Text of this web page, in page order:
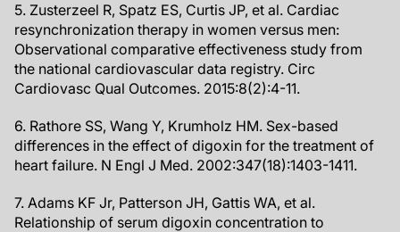
5. Zusterzeel R, Spatz ES, Curtis JP, et al. Cardiac
resynchronization therapy in women versus men:
Observational comparative effectiveness study from
the national cardiovascular data registry. Circ
Cardiovasc Qual Outcomes. 2015:8(2):4-11.
6. Rathore SS, Wang Y, Krumholz HM. Sex-based
differences in the effect of digoxin for the treatment of
heart failure. N Engl J Med. 2002:347(18):1403-1411.
7. Adams KF Jr, Patterson JH, Gattis WA, et al.
Relationship of serum digoxin concentration to